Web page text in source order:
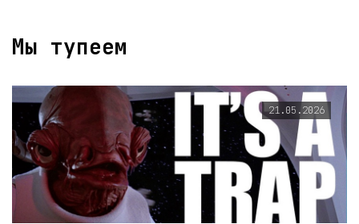
Мы тупеем
21.05.2026